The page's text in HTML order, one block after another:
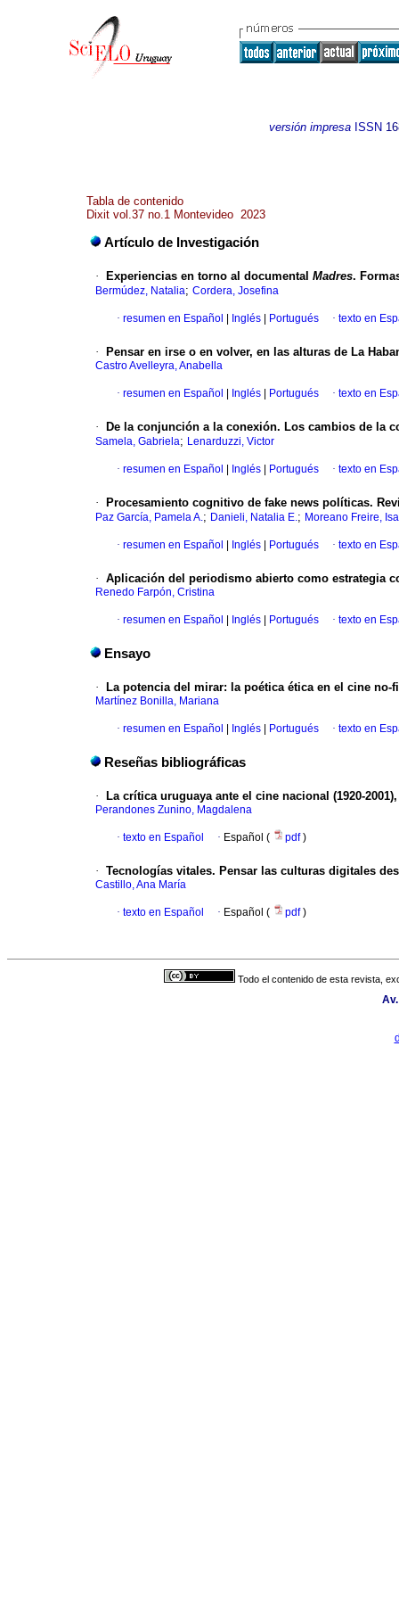
versión impresaISSN
Tabla de contenido
Dixit vol.37 no.1 Montevideo 2023
Artículo de Investigación
· Experiencias en torno al documental Madres.
Bermúdez, Natalia; Cordera, Josefina
· resumen en Español Inglés Portugués · texto en
· Pensar en irse o en volver, en las alturas de La
Castro Avelleyra, Anabella
· resumen en Español Inglés Portugués · texto en
· De la conjunción a la conexión. Los cambios de la
Samela, Gabriela; Lenarduzzi, Victor
· resumen en Español Inglés Portugués · texto en
· Procesamiento cognitivo de fake news políticas.
Paz García, Pamela A.; Danieli, Natalia E.; Moreano Freire,
· resumen en Español Inglés Portugués · texto en
· Aplicación del periodismo abierto como estrategia
Renedo Farpón, Cristina
· resumen en Español Inglés Portugués · texto en
Ensayo
· La potencia del mirar: la poética ética en el cine no-
Martínez Bonilla, Mariana
· resumen en Español Inglés Portugués · texto en
Reseñas bibliográficas
· La crítica uruguaya ante el cine nacional (1920-
Perandones Zunino, Magdalena
· texto en Español · Español ( pdf)
· Tecnologías vitales. Pensar las culturas digitales
Castillo, Ana María
· texto en Español · Español ( pdf)
Todo el contenido de esta revista,